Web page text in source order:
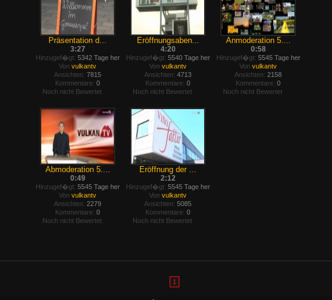
Präsentation d...
3:27
Hinzugef�gt: 5342 Tage her
Von vulkantv
Ansichten: 7815
Kommentare: 0
Noch nicht Bewertet
Eröffnungsaben...
4:20
Hinzugef�gt: 5540 Tage her
Von vulkantv
Ansichten: 4713
Kommentare: 0
Noch nicht Bewertet
Anmoderation 5....
0:58
Hinzugef�gt: 5545 Tage her
Von vulkantv
Ansichten: 2158
Kommentare: 0
Noch nicht Bewertet
Abmoderation 5....
0:49
Hinzugef�gt: 5545 Tage her
Von vulkantv
Ansichten: 2279
Kommentare: 0
Noch nicht Bewertet
Eröffnung der ...
2:12
Hinzugef�gt: 5545 Tage her
Von vulkantv
Ansichten: 5085
Kommentare: 0
Noch nicht Bewertet
1